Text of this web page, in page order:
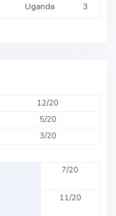
Uganda 3
12/20
5/20
3/20
7/20
11/20